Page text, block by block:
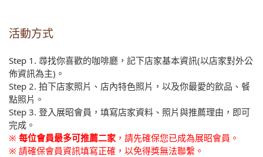
活動方式
Step 1. 尋找你喜歡的咖啡廳，記下店家基本資訊(以店家對外公
佈資訊為主)。
Step 2. 拍下店家照片、店內特色照片，以及你最愛的飲品、餐
點照片。
Step 3. 登入展昭會員，填寫店家資料、照片與推薦理由，即可
完成。
※ 每位會員最多可推薦二家 ，請先確保您已成為展昭會員。
※ 請確保會員資訊填寫正確，以免得獎無法聯繫。